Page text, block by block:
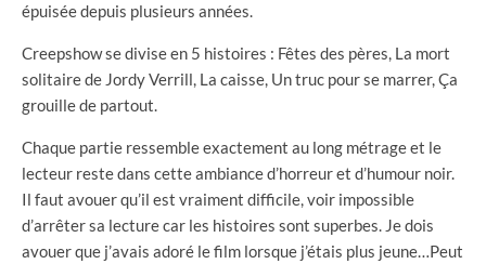
épuisée depuis plusieurs années.
Creepshow se divise en 5 histoires : Fêtes des pères, La mort
solitaire de Jordy Verrill, La caisse, Un truc pour se marrer, Ça
grouille de partout.
Chaque partie ressemble exactement au long métrage et le
lecteur reste dans cette ambiance d’horreur et d’humour noir.
Il faut avouer qu’il est vraiment difficile, voir impossible
d’arrêter sa lecture car les histoires sont superbes. Je dois
avouer que j’avais adoré le film lorsque j’étais plus jeune…Peut